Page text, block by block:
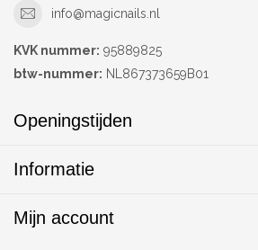
info@magicnails.nl
KVK nummer: 95889825
btw-nummer: NL867373659B01
Openingstijden
Informatie
Mijn account